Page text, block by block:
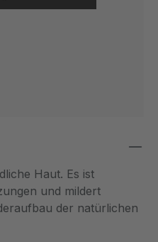
Haut. Es ist
und mildert
der natürlichen